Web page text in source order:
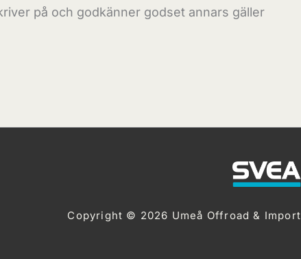
på och godkänner godset annars gäller
Copyright © 2026 Umeå Offroad & Import